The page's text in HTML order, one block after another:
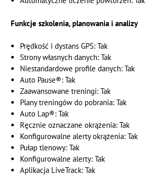
Funkcje szkolenia, planowania i analizy
Prędkość i dystans GPS: Tak
Strony własnych danych: Tak
Niestandardowe profile danych: Tak
Auto Pause®: Tak
Zaawansowane treningi: Tak
Plany treningów do pobrania: Tak
Auto Lap®: Tak
Ręcznie oznaczane okrążenia: Tak
Konfigurowalne alerty okrążenia: Tak
Pułap tlenowy: Tak
Konfigurowalne alerty: Tak
Aplikacja LiveTrack: Tak